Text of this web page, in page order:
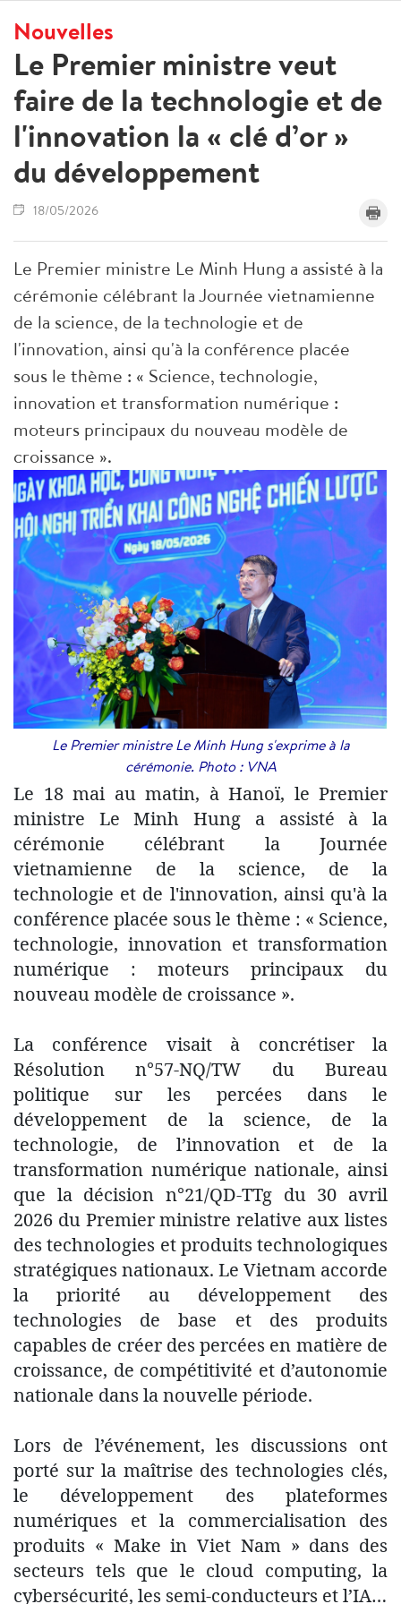
Nouvelles
Le Premier ministre veut
faire de la technologie et de
l'innovation la « clé d’or »
du développement
18/05/2026
Le Premier ministre Le Minh Hung a assisté à la
cérémonie célébrant la Journée vietnamienne
de la science, de la technologie et de
l'innovation, ainsi qu'à la conférence placée
sous le thème : « Science, technologie,
innovation et transformation numérique :
moteurs principaux du nouveau modèle de
croissance ».
Le Premier ministre Le Minh Hung s'exprime à la
cérémonie. Photo : VNA
Le 18 mai au matin, à Hanoï, le Premier
ministre Le Minh Hung a assisté à la
cérémonie célébrant la Journée
vietnamienne de la science, de la
technologie et de l'innovation, ainsi qu'à la
conférence placée sous le thème : « Science,
technologie, innovation et transformation
numérique : moteurs principaux du
nouveau modèle de croissance ».
La conférence visait à concrétiser la
Résolution n°57-NQ/TW du Bureau
politique sur les percées dans le
développement de la science, de la
technologie, de l’innovation et de la
transformation numérique nationale, ainsi
que la décision n°21/QD-TTg du 30 avril
2026 du Premier ministre relative aux listes
des technologies et produits technologiques
stratégiques nationaux. Le Vietnam accorde
la priorité au développement des
technologies de base et des produits
capables de créer des percées en matière de
croissance, de compétitivité et d’autonomie
nationale dans la nouvelle période.
Lors de l’événement, les discussions ont
porté sur la maîtrise des technologies clés,
le développement des plateformes
numériques et la commercialisation des
produits « Make in Viet Nam » dans des
secteurs tels que le cloud computing, la
cybersécurité, les semi-conducteurs et l’IA…